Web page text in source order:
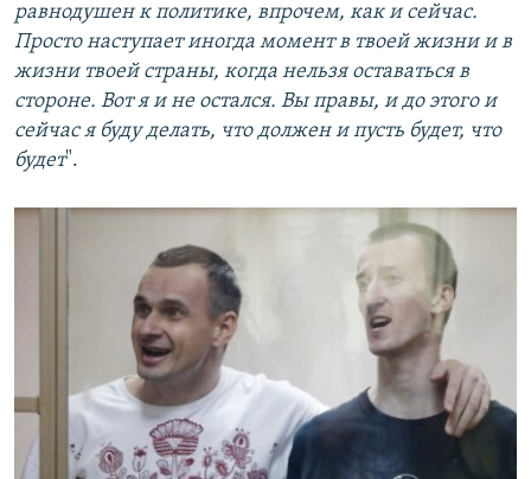
равнодушен к политике, впрочем, как и сейчас.
Просто наступает иногда момент в твоей жизни и в
жизни твоей страны, когда нельзя оставаться в
стороне. Вот я и не остался. Вы правы, и до этого и
сейчас я буду делать, что должен и пусть будет, что
будет".